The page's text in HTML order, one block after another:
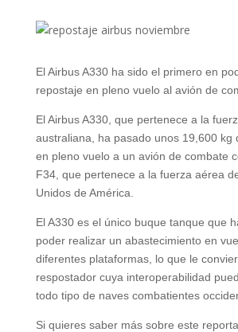
El Airbus A330 ha sido el primero en
repostaje en pleno vuelo al avión de
El Airbus A330, que pertenece a la
australiana, ha pasado unos 19,600 kg
en pleno vuelo a un avión de combate
F34, que pertenece a la fuerza aérea
Unidos de América.
El A330 es el único buque tanque que
poder realizar un abastecimiento en
diferentes plataformas, lo que le
respostador cuya interoperabilidad
todo tipo de naves combatientes
Si quieres saber más sobre este